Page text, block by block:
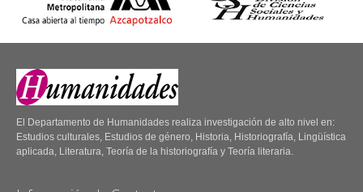
El Departamento de Humanidades realiza investigación de alto nivel en:
Estudios culturales, Estudios de género, Historia, Historiografía, Lingüística
aplicada, Literatura, Teoría de la historiografía y Teoría literaria.